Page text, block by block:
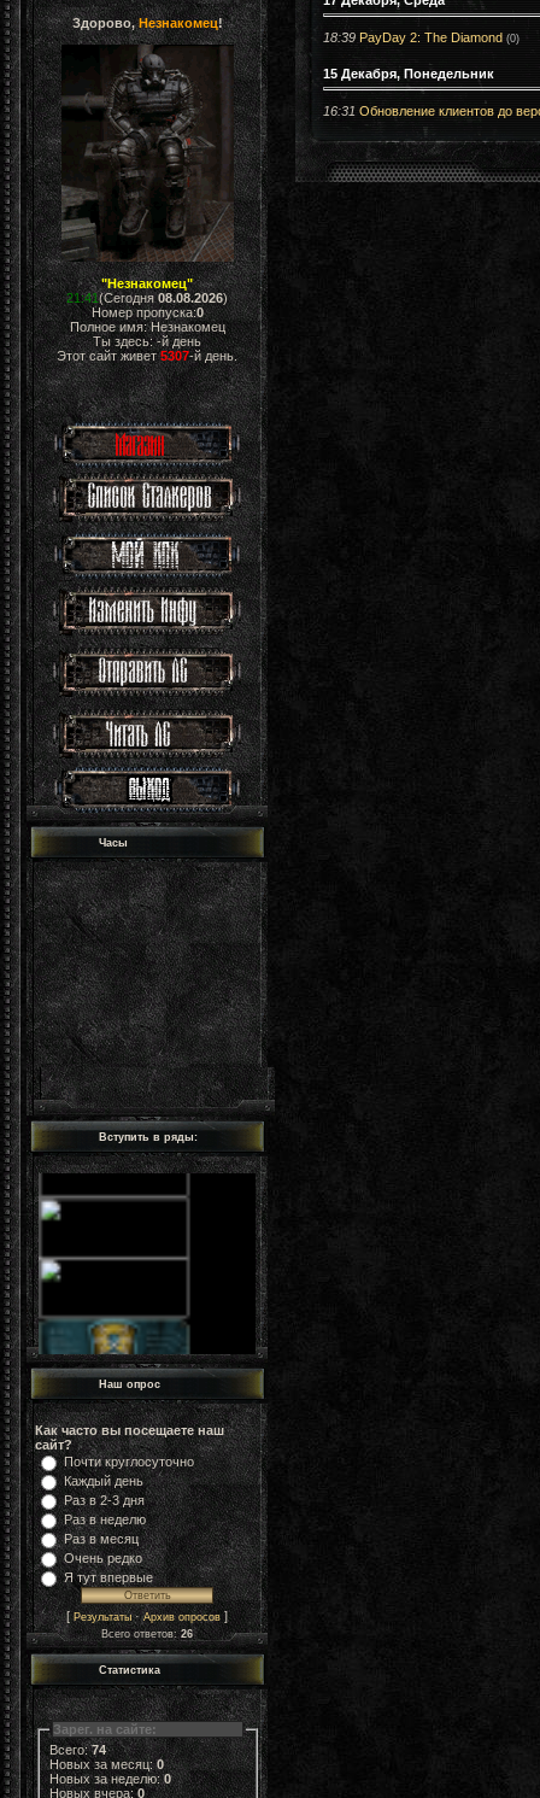
Здорово,Незнакомец!
"Незнакомец"
21:41(Сегодня08.08.2026)
Номер пропуска:0
Полное имя: Незнакомец
Ты здесь:-й день
Этот сайт живет5307-й день.
Часы
Вступить в ряды:
Наш опрос
Как часто вы посещаете наш
сайт?
Почти круглосуточно
Каждый день
Раз в 2-3 дня
Раз в неделю
Раз в месяц
Очень редко
Я тут впервые
[Результаты·Архив опросов ]
Всего ответов:26
Статистика
Зарег. на сайте:
Всего:74
Новых за месяц:0
Новых за неделю:0
Новых вчера:0
18:39 PayDay 2: The Diamond (0)
15 Декабря, Понедельник
16:31 Обновление клиентов до